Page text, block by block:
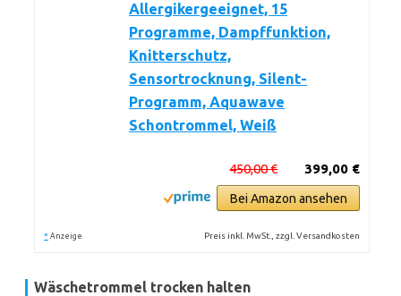
Allergikergeeignet, 15
Programme, Dampffunktion,
Knitterschutz,
Sensortrocknung, Silent-
Programm, Aquawave
Schontrommel, Weiß
399,00 €
450,00 €
Bei Amazon ansehen
* Anzeige Preis inkl. MwSt., zzgl. Versandkosten
Wäschetrommel trocken halten